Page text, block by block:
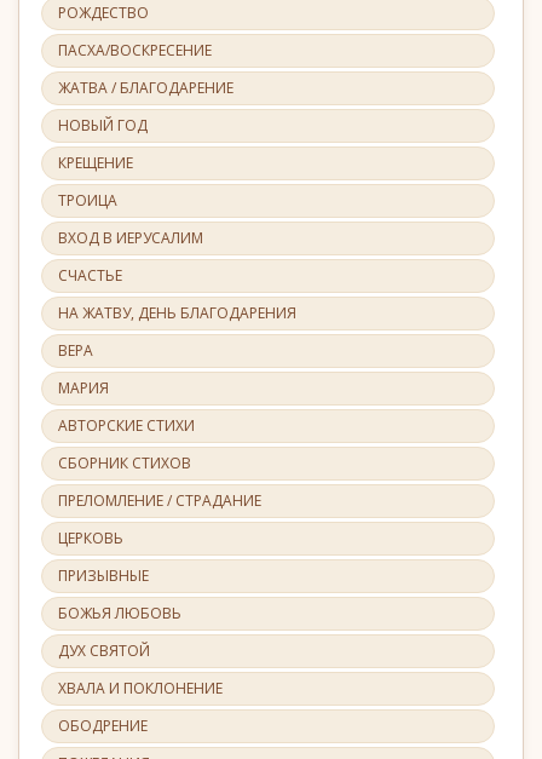
РОЖДЕСТВО
ПАСХА/ВОСКРЕСЕНИЕ
ЖАТВА / БЛАГОДАРЕНИЕ
НОВЫЙ ГОД
КРЕЩЕНИЕ
ТРОИЦА
ВХОД В ИЕРУСАЛИМ
СЧАСТЬЕ
НА ЖАТВУ, ДЕНЬ БЛАГОДАРЕНИЯ
ВЕРА
МАРИЯ
АВТОРСКИЕ СТИХИ
СБОРНИК СТИХОВ
ПРЕЛОМЛЕНИЕ / СТРАДАНИЕ
ЦЕРКОВЬ
ПРИЗЫВНЫЕ
БОЖЬЯ ЛЮБОВЬ
ДУХ СВЯТОЙ
ХВАЛА И ПОКЛОНЕНИЕ
ОБОДРЕНИЕ